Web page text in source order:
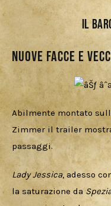
IL
Nuove facce e
Abilmente montato
Zimmer il trailer
passaggi.
Lady Jessica, adesso
la saturazione da